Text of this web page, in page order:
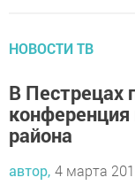
НОВОСТИ ТВ
В Пестрецах
района
автор, 4 марта